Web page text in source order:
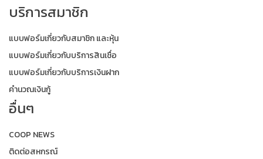
บริการสมาชิก
แบบฟอร์มเกี่ยวกับสมาชิก และหุ้น
แบบฟอร์มเกี่ยวกับบริการสินเชื่อ
แบบฟอร์มเกี่ยวกับบริการเงินฝาก
คำนวณเงินกู้
อื่นๆ
COOP NEWS
ติดต่อสหกรณ์